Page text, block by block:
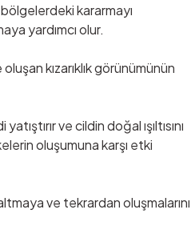
ölgelerdeki kararmayı
yardımcı olur.
kızarıklık görünümünün
yatıştırır ve cildin doğal ışıltısını
oluşumuna karşı etki
ve tekrardan oluşmalarını